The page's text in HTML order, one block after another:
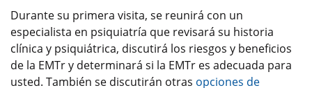
Durante su primera visita, se reunirá con un
especialista en psiquiatría que revisará su historia
clínica y psiquiátrica, discutirá los riesgos y beneficios
de la EMTr y determinará si la EMTr es adecuada para
usted. También se discutirán otras opciones de